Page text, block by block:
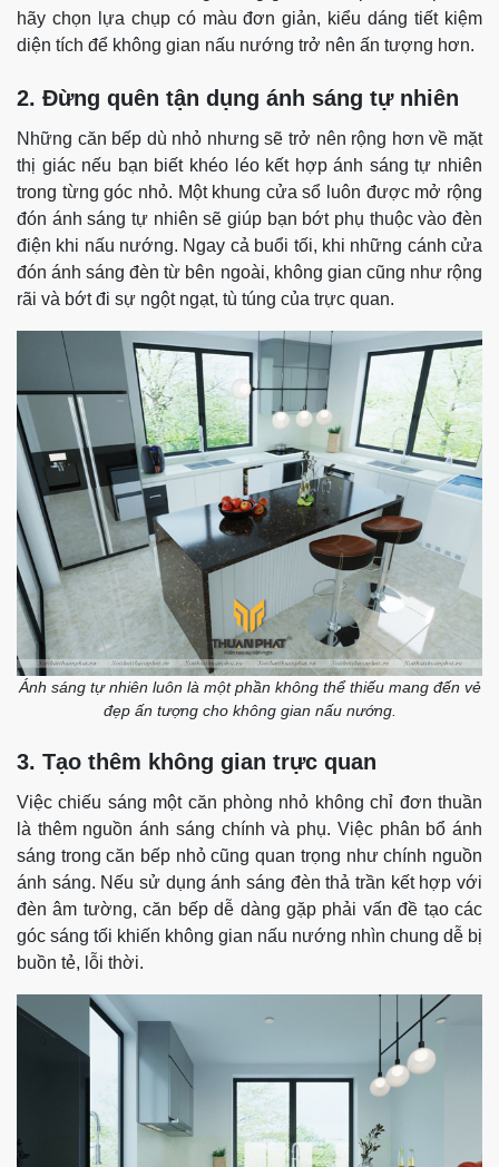
hãy chọn lựa chụp có màu đơn giản, kiểu dáng tiết kiệm
diện tích để không gian nấu nướng trở nên ấn tượng hơn.
2. Đừng quên tận dụng ánh sáng tự nhiên
Những căn bếp dù nhỏ nhưng sẽ trở nên rộng hơn về mặt
thị giác nếu bạn biết khéo léo kết hợp ánh sáng tự nhiên
trong từng góc nhỏ. Một khung cửa sổ luôn được mở rộng
đón ánh sáng tự nhiên sẽ giúp bạn bớt phụ thuộc vào đèn
điện khi nấu nướng. Ngay cả buổi tối, khi những cánh cửa
đón ánh sáng đèn từ bên ngoài, không gian cũng như rộng
rãi và bớt đi sự ngột ngạt, tù túng của trực quan.
Ánh sáng tự nhiên luôn là một phần không thể thiếu mang đến vẻ
đẹp ấn tượng cho không gian nấu nướng.
3. Tạo thêm không gian trực quan
Việc chiếu sáng một căn phòng nhỏ không chỉ đơn thuần
là thêm nguồn ánh sáng chính và phụ. Việc phân bổ ánh
sáng trong căn bếp nhỏ cũng quan trọng như chính nguồn
ánh sáng. Nếu sử dụng ánh sáng đèn thả trần kết hợp với
đèn âm tường, căn bếp dễ dàng gặp phải vấn đề tạo các
góc sáng tối khiến không gian nấu nướng nhìn chung dễ bị
buồn tẻ, lỗi thời.